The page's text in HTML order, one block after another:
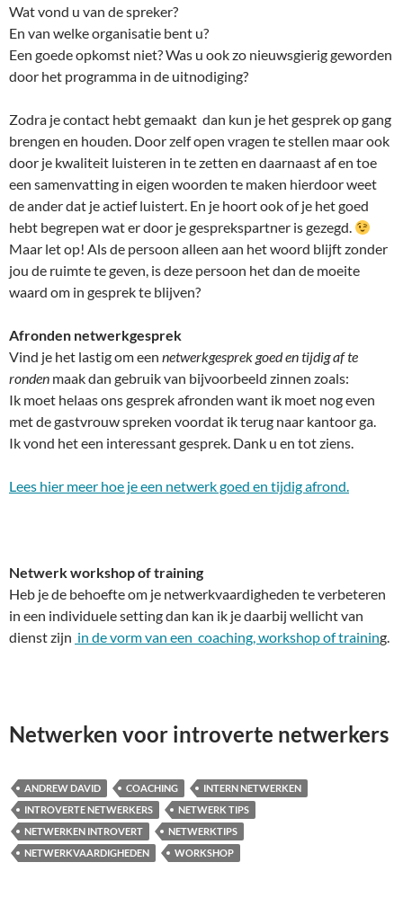
Wat vond u van de spreker?
En van welke organisatie bent u?
Een goede opkomst niet? Was u ook zo nieuwsgierig geworden
door het programma in de uitnodiging?
Zodra je contact hebt gemaakt dan kun je het gesprek op gang
brengen en houden. Door zelf open vragen te stellen maar ook
door je kwaliteit luisteren in te zetten en daarnaast af en toe
een samenvatting in eigen woorden te maken hierdoor weet
de ander dat je actief luistert. En je hoort ook of je het goed
hebt begrepen wat er door je gesprekspartner is gezegd.
Maar let op! Als de persoon alleen aan het woord blijft zonder
jou de ruimte te geven, is deze persoon het dan de moeite
waard om in gesprek te blijven?
Afronden netwerkgesprek
Vind je het lastig om een netwerkgesprek goed en tijdig af te
ronden maak dan gebruik van bijvoorbeeld zinnen zoals:
Ik moet helaas ons gesprek afronden want ik moet nog even
met de gastvrouw spreken voordat ik terug naar kantoor ga.
Ik vond het een interessant gesprek. Dank u en tot ziens.
Lees hier meer hoe je een netwerk goed en tijdig afrond.
Netwerk workshop of training
Heb je de behoefte om je netwerkvaardigheden te verbeteren
in een individuele setting dan kan ik je daarbij wellicht van
dienst zijn in de vorm van een coaching, workshop of training.
Netwerken voor introverte netwerkers
ANDREW DAVID COACHING
INTERN NETWERKEN
INTROVERTE NETWERKERS
NETWERK TIPS
NETWERKEN INTROVERT
NETWERKTIPS
NETWERKVAARDIGHEDEN
WORKSHOP